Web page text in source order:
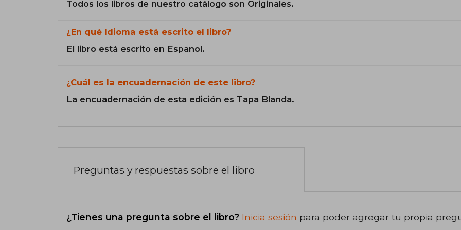
Todos los libros de nuestro catálogo son Originales.
¿En qué Idioma está escrito el libro?
El libro está escrito en Español.
¿Cuál es la encuadernación de este libro?
La encuadernación de esta edición es Tapa Blanda.
Preguntas y respuestas sobre el libro
¿Tienes una pregunta sobre el libro? Inicia sesión para poder agregar tu propia